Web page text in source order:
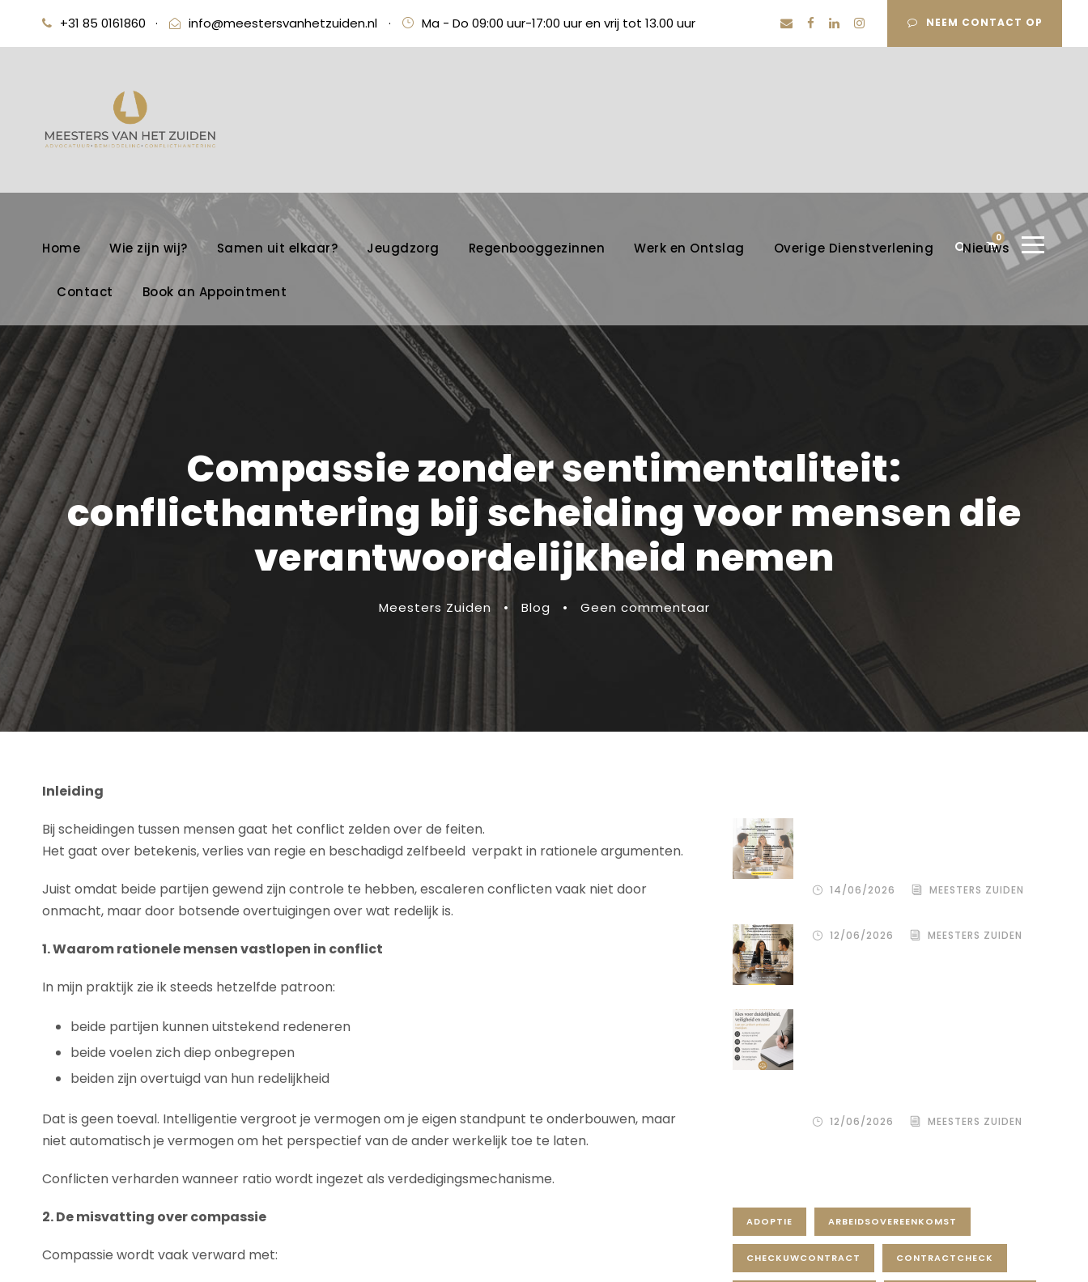
+31 85 0161860 · info@meestersvanhetzuiden.nl · Ma - Do 09:00 uur-17:00 uur en vrij tot 13.00 uur NEEM CONTACT OP
Home Wie zijn wij? Samen uit elkaar? Jeugdzorg Regenbooggezinnen Werk en Ontslag Overige Dienstverlening Nieuws
Contact Book an Appointment
0
Compassie zonder sentimentaliteit:
conflicthantering bij scheiding voor mensen die
verantwoordelijkheid nemen
Meesters Zuiden • Blog • Geen commentaar
Inleiding
Bij scheidingen tussen mensen gaat het conflict zelden over de feiten.
Het gaat over betekenis, verlies van regie en beschadigd zelfbeeld verpakt in rationele argumenten.
Juist omdat beide partijen gewend zijn controle te hebben, escaleren conflicten vaak niet door
onmacht, maar door botsende overtuigingen over wat redelijk is.
1. Waarom rationele mensen vastlopen in conflict
In mijn praktijk zie ik steeds hetzelfde patroon:
beide partijen kunnen uitstekend redeneren
beide voelen zich diep onbegrepen
beiden zijn overtuigd van hun redelijkheid
Dat is geen toeval. Intelligentie vergroot je vermogen om je eigen standpunt te onderbouwen, maar
niet automatisch je vermogen om het perspectief van de ander werkelijk toe te laten.
Conflicten verharden wanneer ratio wordt ingezet als verdedigingsmechanisme.
2. De misvatting over compassie
Compassie wordt vaak verward met:
14/06/2026 MEESTERS ZUIDEN
12/06/2026 MEESTERS ZUIDEN
12/06/2026 MEESTERS ZUIDEN
ADOPTIE ARBEIDSOVEREENKOMST
CHECKUWCONTRACT CONTRACTCHECK